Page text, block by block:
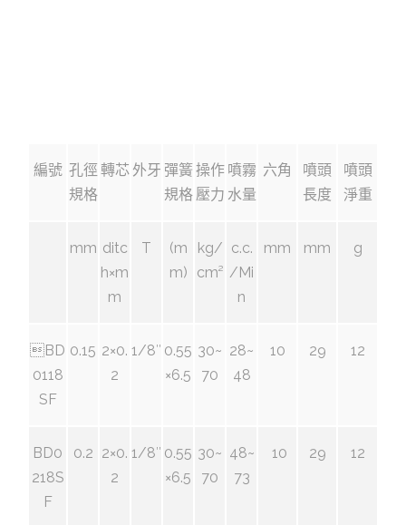
編號 孔徑
規格
轉芯 外牙 彈簧
規格
操作
壓力
噴霧
水量
六角
噴頭
長度
噴頭
淨重
mm ditc
h×m
m
T
(m
m)
kg/
cm²
c.c.
/Mi
n
mm mm g
BD
0118
SF
0.15 2×0.
2
1/8″ 0.55
×6.5
30~
70
28~
48
10 29 12
BD0
218S
F
0.2 2×0.
2
1/8″ 0.55
×6.5
30~
70
48~
73
10 29 12